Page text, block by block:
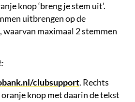
knop ‘breng je stem uit’.
uitbrengen op de
waarvan maximaal 2 stemmen
clubsupport. Rechts
oranje knop met daarin de tekst